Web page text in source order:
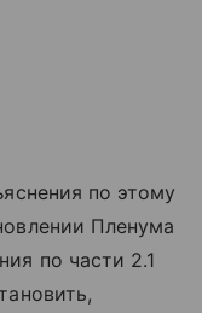
по этому
Пленума
по части 2.1